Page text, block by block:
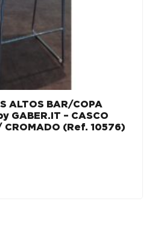
ALTOS BAR/COPA
GABER.IT – CASCO
CROMADO (Ref. 10576)